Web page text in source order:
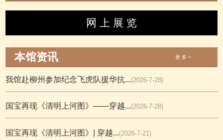
网 上 展 览
本馆资讯 更 多 +
我馆赴柳州参加纪念飞虎队援华抗...(2026-7-28)
国宝再现《清明上河图》——穿越...(2026-7-28)
国宝再现《清明上河图》| 穿越...(2026-7-21)